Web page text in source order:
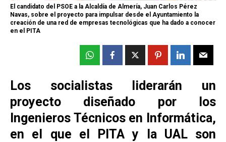
El candidato del PSOE a la Alcaldía de Almería, Juan Carlos Pérez
Navas, sobre el proyecto para impulsar desde el Ayuntamiento la
creación de una red de empresas tecnológicas que ha dado a conocer
en el PITA
Los socialistas liderarán un
proyecto diseñado por los
Ingenieros Técnicos en Informática,
en el que el PITA y la UAL son